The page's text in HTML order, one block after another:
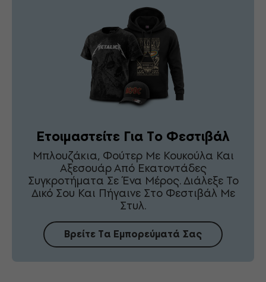
Ετοιμαστείτε Για Το Φεστιβάλ
Μπλουζάκια, Φούτερ Με Κουκούλα Και
Αξεσουάρ Από Εκατοντάδες
Συγκροτήματα Σε Ένα Μέρος. Διάλεξε Το
Δικό Σου Και Πήγαινε Στο Φεστιβάλ Με
Στυλ.
Βρείτε Τα Εμπορεύματά Σας